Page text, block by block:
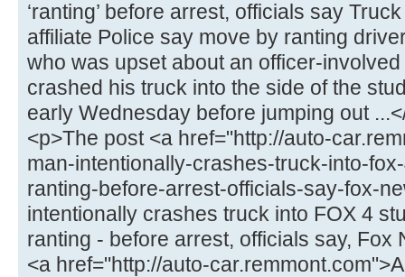
‘ranting’ before arrest, officials say
affiliate Police say move by ranting
who was upset about an officer-
crashed his truck into the side of the
early Wednesday before jumping out
<p>The post <a href="http://auto-
man-intentionally-crashes-truck-into-
ranting-before-arrest-officials-say-fox-
intentionally crashes truck into FOX 4
ranting - before arrest, officials say, Fox
<a href="http://auto-